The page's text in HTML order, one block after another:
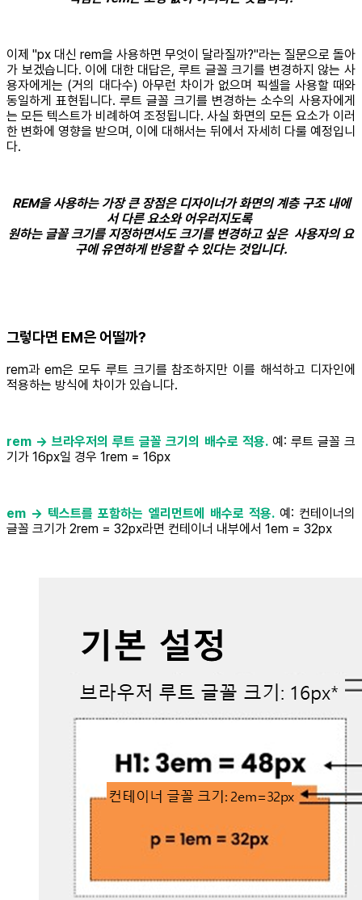
이제 "px 대신 rem을 사용하면 무엇이 달라질까?"라는 질문으로 돌아
가 보겠습니다. 이에 대한 대답은, 루트 글꼴 크기를 변경하지 않는 사
용자에게는 (거의 대다수) 아무런 차이가 없으며 픽셀을 사용할 때와
동일하게 표현됩니다. 루트 글꼴 크기를 변경하는 소수의 사용자에게
는 모든 텍스트가 비례하여 조정됩니다. 사실 화면의 모든 요소가 이러
한 변화에 영향을 받으며, 이에 대해서는 뒤에서 자세히 다룰 예정입니
다.
REM을 사용하는 가장 큰 장점은 디자이너가 화면의 계층 구조 내에
서 다른 요소와 어우러지도록
원하는 글꼴 크기를 지정하면서도 크기를 변경하고 싶은 사용자의 요
구에 유연하게 반응할 수 있다는 것입니다.
그렇다면 EM은 어떨까?
rem과 em은 모두 루트 크기를 참조하지만 이를 해석하고 디자인에
적용하는 방식에 차이가 있습니다.
rem → 브라우저의 루트 글꼴 크기의 배수로 적용.예: 루트 글꼴 크
기가 16px일 경우 1rem = 16px
em → 텍스트를 포함하는 엘리먼트에 배수로 적용.예: 컨테이너의
글꼴 크기가 2rem = 32px라면 컨테이너 내부에서 1em = 32px